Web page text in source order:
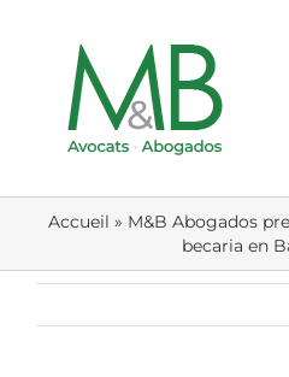
Accueil » M&B Abogados
becaria en